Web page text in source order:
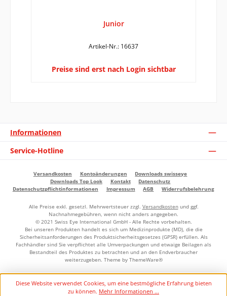
Junior
Artikel-Nr.: 16637
Preise sind erst nach Login sichtbar
Informationen
Service-Hotline
Versandkosten Kontoänderungen
Downloads swisseye
Downloads Top Look
Kontakt
Datenschutz
Datenschutzpflichtinformationen
Impressum AGB Widerrufsbelehrung
Alle Preise exkl. gesetzl. Mehrwertsteuer zzgl. Versandkostenund ggf.
Nachnahmegebühren, wenn nicht anders angegeben.
© 2021 Swiss Eye International GmbH - Alle Rechte vorbehalten.
Bei unseren Produkten handelt es sich um Medizinprodukte (MD), die die
Sicherheitsanforderungen des Produktsicherheitsgesetzes (GPSR) erfüllen. Als
Fachhändler sind Sie verpflichtet alle Umverpackungen und etwaige Beilagen als
Bestandteil des Produktes zu betrachten und an den Endverbraucher
weiterzugeben. Theme by ThemeWare®
Diese Website verwendet Cookies, um eine bestmögliche Erfahrung bieten
zu können. Mehr Informationen ...